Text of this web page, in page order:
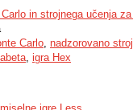
in strojnega učenja
Carlo, nadzorovano
, igra Hex